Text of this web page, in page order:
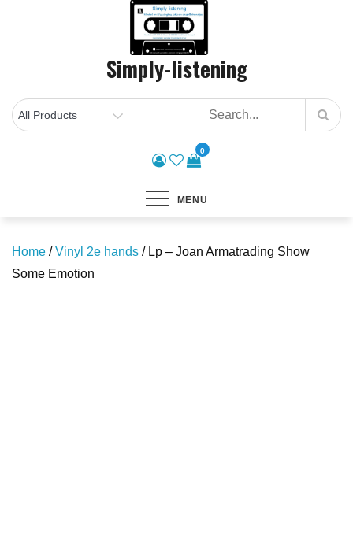
Simply-listening
0
MENU
Home /Vinyl 2e hands / Lp – Joan Armatrading Show
Some Emotion